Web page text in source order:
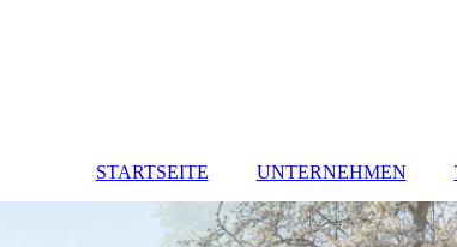
STARTSEITE UNTERNEHMEN